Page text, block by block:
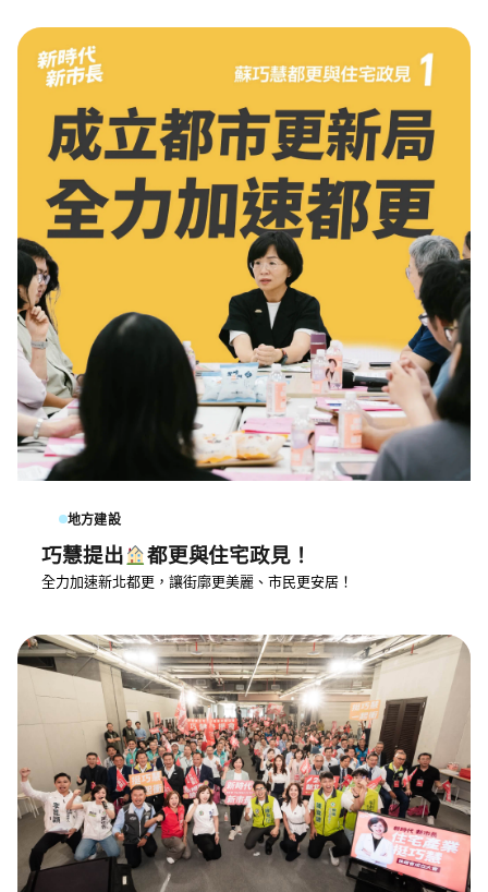
地方建設
巧慧提出 都更與住宅政見！
全力加速新北都更，讓街廓更美麗、市民更安居！